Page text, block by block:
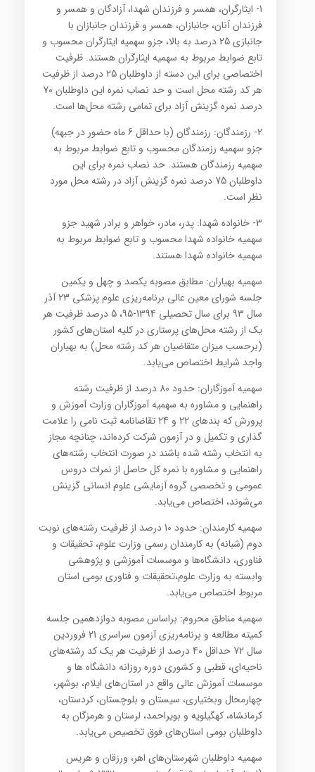
1- ایثارگران، همسر و فرزندان شهدا، آزادگان و همسر و
فرزندان آنان، جانبازان، همسر و فرزندان جانبازان با
جانبازی 25 درصد به بالا، جزو سهمیه ایثارگران محسوب و
تابع ضوابط مربوط به سهمیه ایثارگران هستند. ظرفیت
اختصاصی برای این دسته از داوطلبان 25 درصد از ظرفیت
هر کد رشته محل است و حد نصاب نمره این داوطلبان 70
درصد نمره گزینش آزاد برای تمامی رشته‌ محل‌ها است.
2- رزمندگان: رزمندگان (با حداقل 6 ماه حضور در جبهه)
جزو سهمیه رزمندگان محسوب و تابع ضوابط مربوط به
سهمیه رزمندگان هستند. حد نصاب نمره برای این
داوطلبان 75 درصد نمره گزینش آزاد در رشته محل مورد
نظر است.
3- خانواده شهدا: پدر، مادر، خواهر و برادر شهید جزو
سهمیه خانواده شهدا محسوب و تابع ضوابط مربوط به
سهمیه خانواده شهدا هستند.
سهمیه بهیاران: مطابق مصوبه یکصد و چهل و یکمین
جلسه شورای معین عالی برنامه‌ریزی علوم پزشکی 23 آذر
سال 93 برای سال تحصیلی 1394-95، 5 درصد ظرفیت هر
یک از رشته محل‌های پرستاری در کلیه استان‌های کشور
(برحسب میزان متقاضیان هر کد رشته محل) به بهیاران
واجد شرایط اختصاص می‌یابد.
سهمیه آموزگاران: حدود 80 درصد از ظرفیت رشته
راهنمایی و مشاوره به سهمیه آموزگاران وزارت آموزش و
پرورش که بندهای 22 و 24 تقاضانامه ثبت نامی را علامت
گذاری و تکمیل و در آزمون شرکت کرده‌اند، چنانچه مجاز
به انتخاب رشته شده باشند در صورت انتخاب رشته‌های
راهنمایی و مشاوره با نمره کل حاصل از نمرات دروس
عمومی و تخصصی گروه آزمایشی علوم انسانی گزینش
می‌شوند، اختصاص می‌یابد.
سهمیه کارمندان: حدود 10 درصد از ظرفیت رشته‌های نوبت
دوم (شبانه) به کارمندان رسمی وزارت علوم، تحقیقات و
فناوری، دانشگاه‌ها و موسسات آموزشی و پژوهشی
وابسته به وزارت علوم،‌تحقیقات و فناوری بومی استان
مربوط اختصاص می‌یابد.
سهمیه مناطق محروم: براساس مصوبه دوازدهمین جلسه
کمیته مطالعه و برنامه‌ریزی آزمون سراسری 21 فروردین
سال 72 حداقل 40 درصد از ظرفیت هر یک کد رشته‌های
ناحیه‌ای، قطبی و کشوری دوره روزانه دانشگاه ها و
موسسات آموزش عالی واقع در استان‌های ایلام، بوشهر،
چهارمحال وبختیاری، سیستان و بلوچستان، کردستان،
کرمانشاه، کهگیلویه و بویراحمد، لرستان و هرمزگان به
داوطلبان بومی استان‌های فوق تخصیص می‌یابد.
سهمیه داوطلبان شهرستان‌های اهر، ورزقان و هریس